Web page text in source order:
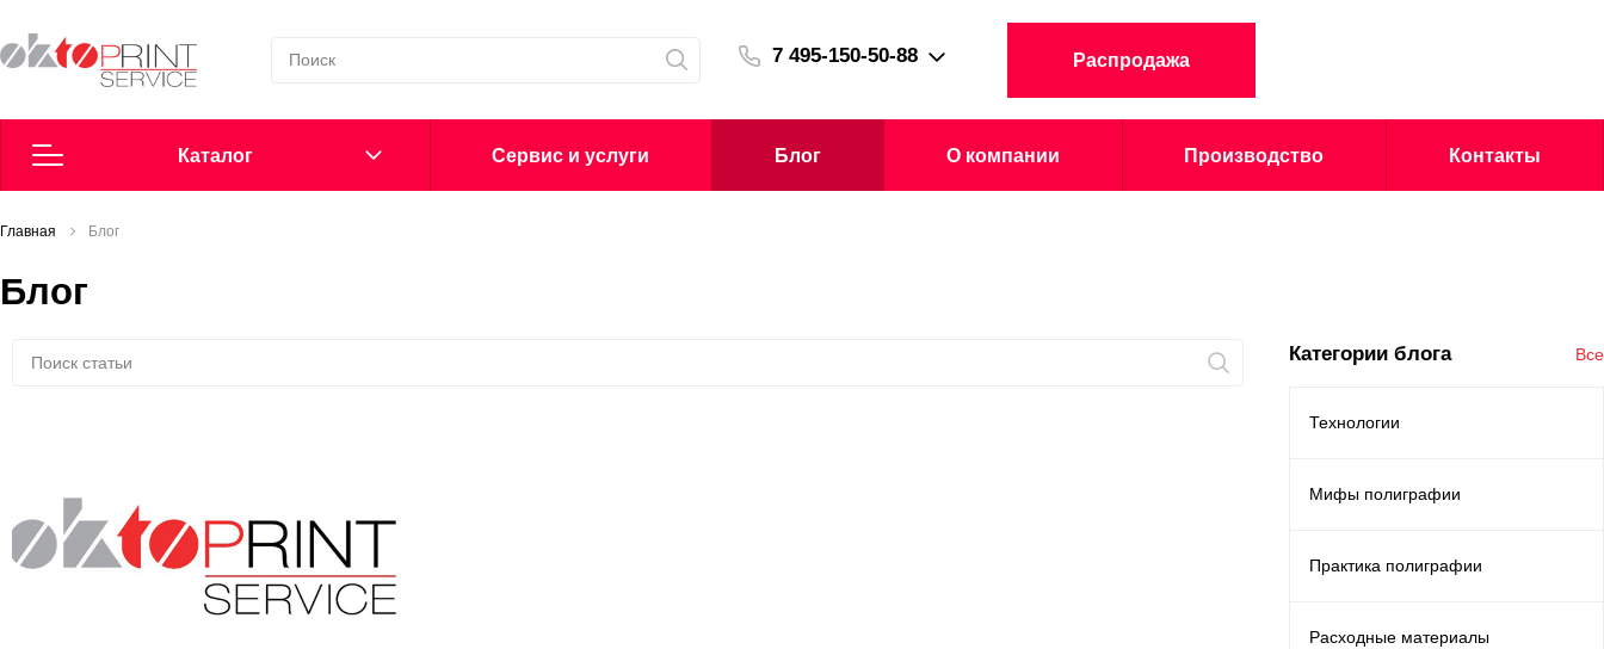
7 495-150-50-88 Распродажа
Каталог
Согласие на обработку персональных данных
Политика в области обработки персональных данных
Сообщить о нарушении
ОРТП
Лакировальные полотна
Cервис и услуги Блог О компании Производство Контакты
Главная Блог
Блог
Категории блога Все
Технологии
Мифы полиграфии
Практика полиграфии
Расходные материалы